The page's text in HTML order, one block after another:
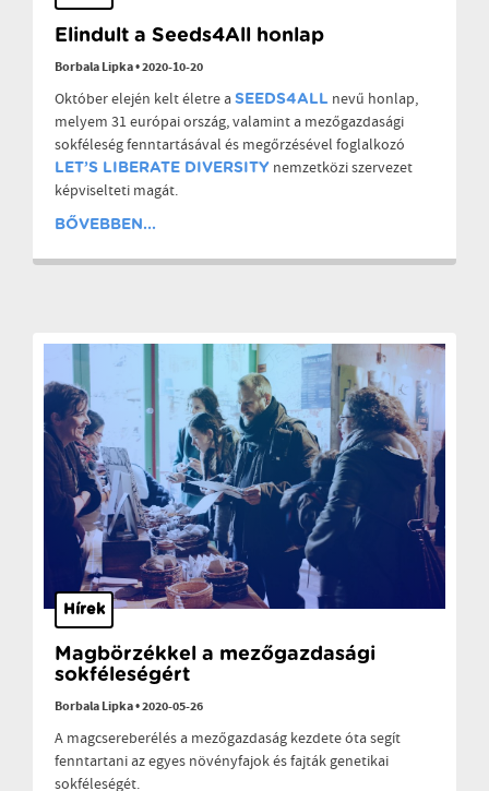
Elindult a Seeds4All honlap
Borbala Lipka•2020-10-20
Október elején kelt életre a SEEDS4ALL nevű honlap,
melyem 31 európai ország, valamint a mezőgazdasági
sokféleség fenntartásával és megőrzésével foglalkozó
LET’S LIBERATE DIVERSITY nemzetközi szervezet
képviselteti magát.
BŐVEBBEN...
Hírek
Magbörzékkel a mezőgazdasági
sokféleségért
Borbala Lipka•2020-05-26
A magcsereberélés a mezőgazdaság kezdete óta segít
fenntartani az egyes növényfajok és fajták genetikai
sokféleségét.